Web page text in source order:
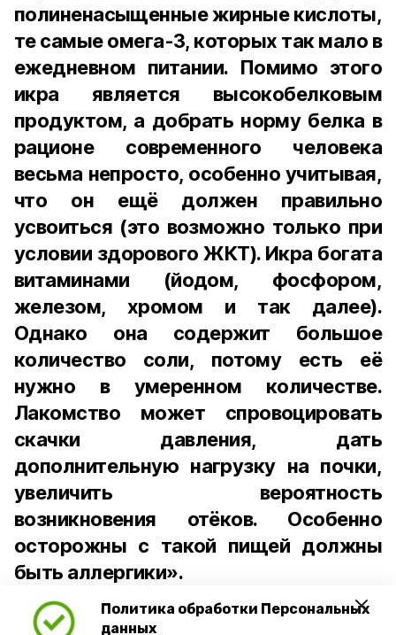
Политика обработки Персональных
данных
полиненасыщенные жирные кислоты,
те самые омега-3, которых так мало в
ежедневном питании. Помимо этого
икра является высокобелковым
продуктом, а добрать норму белка в
рационе современного человека
весьма непросто, особенно учитывая,
что он ещё должен правильно
усвоиться (это возможно только при
условии здорового ЖКТ). Икра богата
витаминами (йодом, фосфором,
железом, хромом и так далее).
Однако она содержит большое
количество соли, потому есть её
нужно в умеренном количестве.
Лакомство может спровоцировать
скачки давления, дать
дополнительную нагрузку на почки,
увеличить вероятность
возникновения отёков. Особенно
осторожны с такой пищей должны
быть аллергики».
Для взрослого человека безопасной